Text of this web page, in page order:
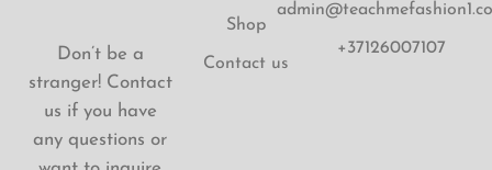
Don’t be a
stranger! Contact
us if you have
any questions or
Shop
Contact us
+37126007107